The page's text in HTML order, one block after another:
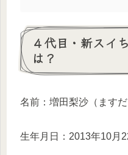
４代目・新スイ
は？
名前：増田梨沙（ます
生年月日：2013年10